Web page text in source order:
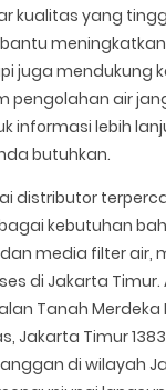
kualitas yang
juga mendukung
pengolahan air
informasi lebih
butuhkan.
distributor
kebutuhan
media filter air,
di Jakarta
Tanah Merdeka
Jakarta Timur
di wilayah